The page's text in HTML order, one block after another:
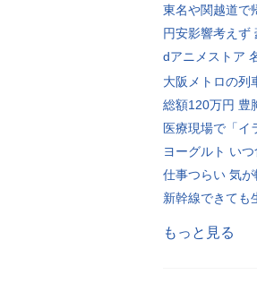
東名や関越道で
円安影響考えず
dアニメストア
大阪メトロの列
総額120万円 豊
医療現場で「イ
ヨーグルト い
仕事つらい 気
新幹線できても
もっと見る